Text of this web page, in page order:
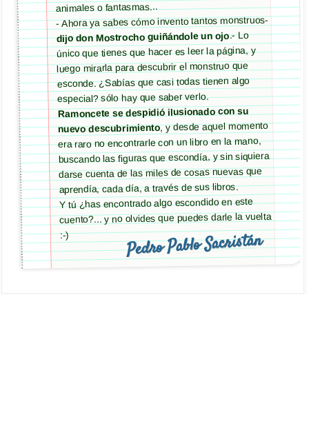
animales o fantasmas...
- Ahora ya sabes cómo invento tantos monstruos-
dijo don Mostrocho guiñándole un ojo.- Lo
único que tienes que hacer es leer la página, y
luego mirarla para descubrir el monstruo que
esconde. ¿Sabías que casi todas tienen algo
especial? sólo hay que saber verlo.
Ramoncete se despidió ilusionado con su
nuevo descubrimiento, y desde aquel momento
era raro no encontrarle con un libro en la mano,
buscando las figuras que escondía, y sin siquiera
darse cuenta de las miles de cosas nuevas que
aprendía, cada día, a través de sus libros.
Y tú ¿has encontrado algo escondido en este
cuento?... y no olvides que puedes darle la vuelta
:-) Pedro Pablo Sacristán